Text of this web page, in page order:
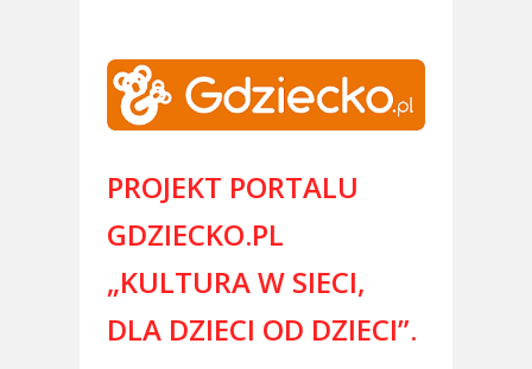
PROJEKT PORTALU
GDZIECKO.PL
„KULTURA W SIECI,
DLA DZIECI OD DZIECI”.